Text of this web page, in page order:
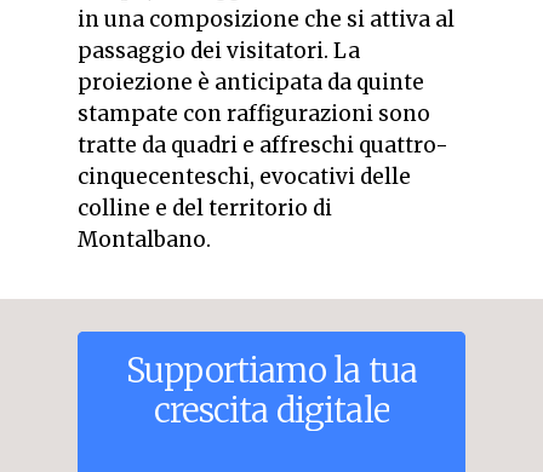
in una composizione che si attiva al
passaggio dei visitatori. La
proiezione è anticipata da quinte
stampate con raffigurazioni sono
tratte da quadri e affreschi quattro-
cinquecenteschi, evocativi delle
colline e del territorio di
Montalbano.
Supportiamo la tua
crescita digitale